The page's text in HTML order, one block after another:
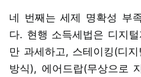
네 번째는 세제 명확성 부
다. 현행 소득세법은 디지
만 과세하고, 스테이킹(디
방식), 에어드랍(무상으로